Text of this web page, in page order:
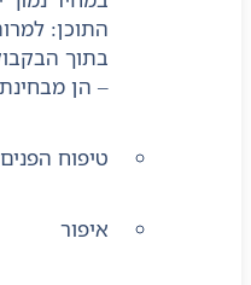
התוכן:
בתוך
– הן
טיפוח הפנים
איפור